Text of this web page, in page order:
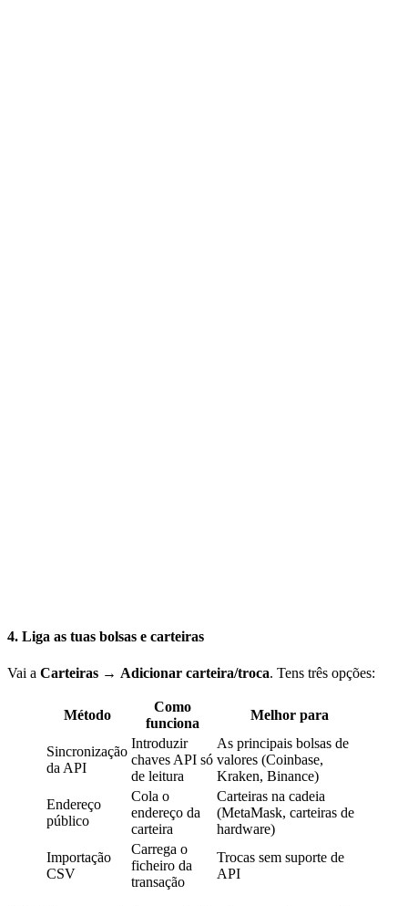
4. Liga as tuas bolsas e carteiras
Vai a Carteiras → Adicionar carteira/troca. Tens três opções:
Método
Como
funciona
Melhor para
Sincronização
da API
Introduzir
chaves API só
de leitura
As principais bolsas de
valores (Coinbase,
Kraken, Binance)
Endereço
público
Cola o
endereço da
carteira
Carteiras na cadeia
(MetaMask, carteiras de
hardware)
Importação
CSV
Carrega o
ficheiro da
transação
Trocas sem suporte de
API